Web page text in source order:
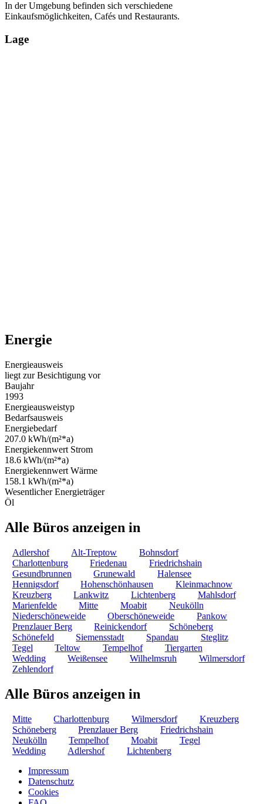
In der Umgebung befinden sich verschiedene
Einkaufsmöglichkeiten, Cafés und Restaurants.
Lage
Energie
Energieausweis
liegt zur Besichtigung vor
Baujahr
1993
Energieausweistyp
Bedarfsausweis
Energiebedarf
207.0 kWh/(m²*a)
Energiekennwert Strom
18.6 kWh/(m²*a)
Energiekennwert Wärme
158.1 kWh/(m²*a)
Wesentlicher Energieträger
Öl
Alle Büros anzeigen in
Adlershof Alt-Treptow
Bohnsdorf
Charlottenburg
Friedenau
Friedrichshain
Gesundbrunnen
Grunewald
Halensee
Hennigsdorf
Hohenschönhausen
Kleinmachnow
Kreuzberg
Lankwitz Lichtenberg
Mahlsdorf
Marienfelde
Mitte Moabit
Neukölln
Niederschöneweide
Oberschöneweide
Pankow
Prenzlauer Berg
Reinickendorf
Schöneberg
Schönefeld
Siemensstadt Spandau
Steglitz
Tegel
Teltow Tempelhof
Tiergarten
Wedding
Weißensee Wilhelmsruh
Wilmersdorf
Zehlendorf
Alle Büros anzeigen in
Mitte Charlottenburg Wilmersdorf
Kreuzberg
Schöneberg
Prenzlauer Berg
Friedrichshain
Neukölln
Tempelhof Moabit
Tegel
Wedding
Adlershof
Lichtenberg
Impressum
Datenschutz
Cookies